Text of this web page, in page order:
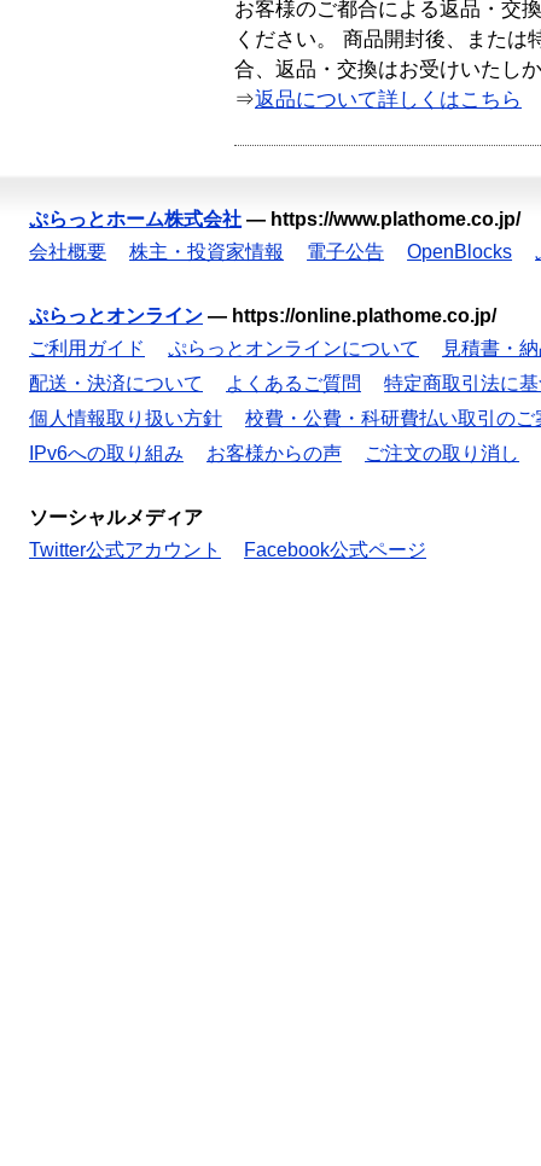
お客様のご都合による返品・交
ください。 商品開封後、または
合、返品・交換はお受けいたし
⇒返品について詳しくはこちら
ぷらっとホーム株式会社 — https://www.plathome.co.jp/
会社概要
株主・投資家情報 電子公告 OpenBlocks
ぷらっとオンライン — https://online.plathome.co.jp/
ご利用ガイド
ぷらっとオンラインについて
見積書・
配送・決済について
よくあるご質問
特定商取引法に
個人情報取り扱い方針
校費・公費・科研費払い取引のご
IPv6への取り組み
お客様からの声 ご注文の取り消し
ソーシャルメディア
Twitter公式アカウント
Facebook公式ページ